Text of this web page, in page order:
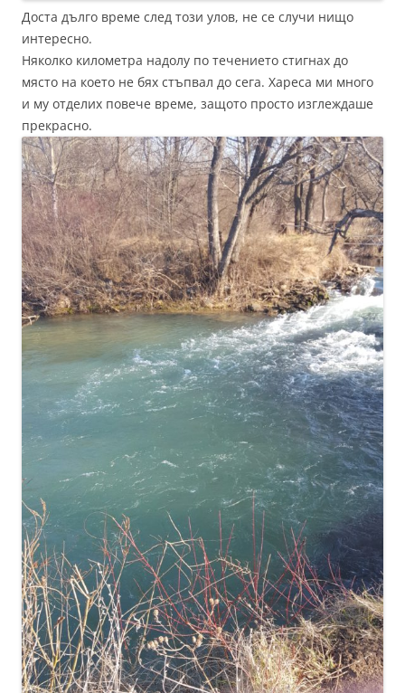
Доста дълго време след този улов, не се случи нищо
интересно.
Няколко километра надолу по течението стигнах до
място на което не бях стъпвал до сега. Хареса ми много
и му отделих повече време, защото просто изглеждаше
прекрасно.